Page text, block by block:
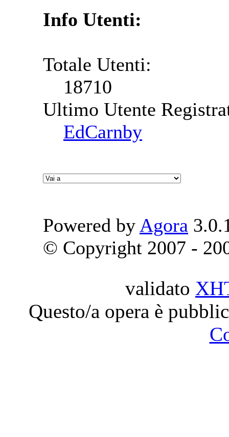
Info Utenti:
Totale Utenti:
18710
Ultimo Utente
EdCarnby
Powered by Agora
© Copyright 2007 -
validato
Questo/a opera è